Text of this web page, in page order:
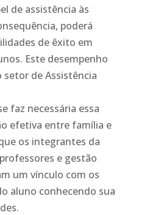
de assistência às
poderá
de êxito em
Este desempenho
de Assistência
faz necessária essa
efetiva entre família e
os integrantes da
e gestão
um vínculo com os
aluno conhecendo sua